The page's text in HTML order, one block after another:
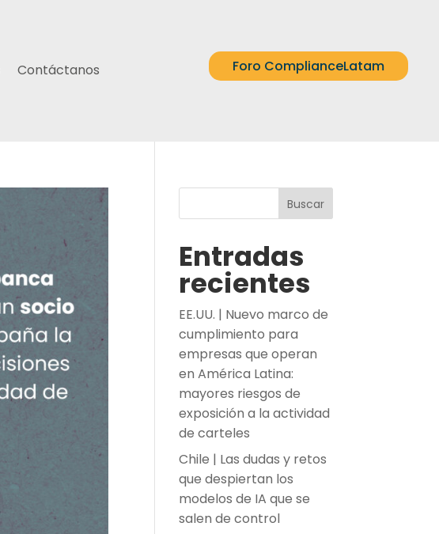
Contáctanos Foro ComplianceLatam
Buscar
Entradas
recientes
EE.UU. | Nuevo marco de
cumplimiento para
empresas que operan
en América Latina:
mayores riesgos de
exposición a la actividad
de carteles
Chile | Las dudas y retos
que despiertan los
modelos de IA que se
salen de control